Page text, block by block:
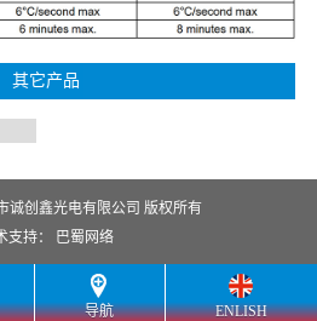
其它产品
诚创鑫光电有限公司 版权所有
支持：
巴蜀网络
导航 ENLISH